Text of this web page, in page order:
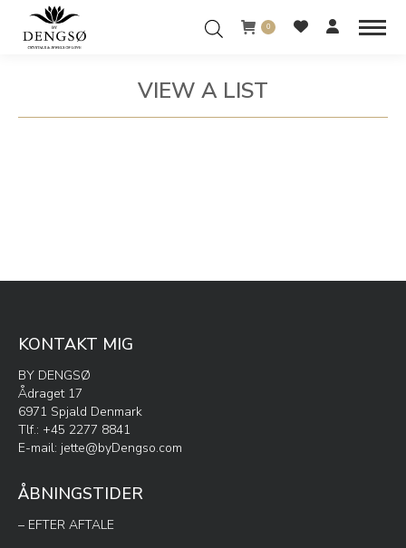
0
VIEW A LIST
You are here:
KONTAKT MIG
BY DENGSØ
Ådraget 17
6971 Spjald Denmark
Tlf.: +45 2277 8841
E-mail: jette@byDengso.com
ÅBNINGSTIDER
– EFTER AFTALE